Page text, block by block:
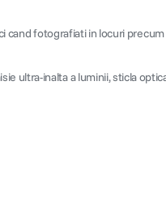
fotografiati in locuri
ultra-inalta a luminii, sticla